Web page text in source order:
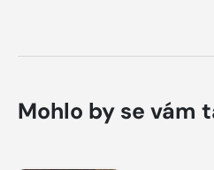
Mohlo by se vám